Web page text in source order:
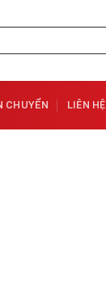
CHUYỂN LIÊN HỆ